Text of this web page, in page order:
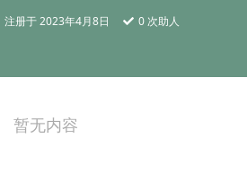
注册于2023年4月8日 0次助人
暂无内容